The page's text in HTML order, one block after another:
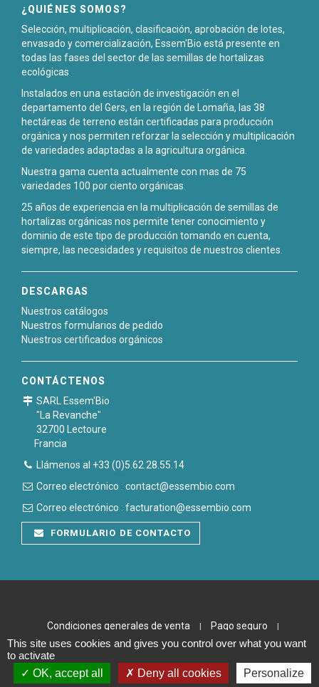
¿QUIÉNES SOMOS?
Selección, multiplicación, clasificación, aprobación de lotes,
envasado y comercialización, Essem'Bio está presente en
todas las fases del sector de las semillas de hortalizas
ecológicas.
Instalados en una estación de investigación en el
departamento del Gers, en la región de Lomaña, las 38
hectáreas de terreno están certificadas para producción
orgánica y nos permiten reforzar la selección y multiplicación
de variedades adaptadas a la agricultura orgánica.
Nuestra gama cuenta actualmente con mas de 75
variedades 100 por ciento orgánicas.
25 años de experiencia en la multiplicación de semillas de
hortalizas orgánicas nos permite tener conocimiento y
dominio de este tipo de producción tomando en cuenta,
siempre, las necesidades y requisitos de nuestros clientes.
DESCARGAS
Nuestros catálogos
Nuestros formularios de pedido
Nuestros certificados orgánicos
CONTÁCTENOS
SARL Essem'Bio
"La Revanche"
32700 Lectoure
Francia
Llámenos al +33 (0)5.62.28.55.14
Correo electrónico : contact@essembio.com
Correo electrónico : facturation@essembio.com
FORMULARIO DE CONTACTO
Condiciones generales de venta | Pago seguro |
Notas legales | Plan du site
This site uses cookies and gives you control over what you want
to activate
OK, accept all
Deny all cookies Personalize